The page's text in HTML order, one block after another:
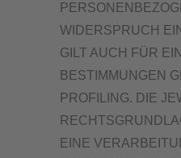
WIDERSPRUCH
GILT AUCH FÜR
BESTIMMUNGEN
PROFILING. DIE
EINE